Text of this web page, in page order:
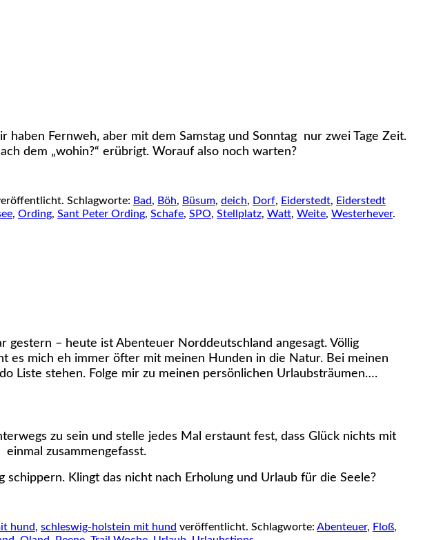
Fernweh, aber mit dem Samstag und Sonntag nur zwei Tage Zeit.
dem „wohin?“ erübrigt. Worauf also noch warten?
Schlagworte: Bad, Böh, Büsum, deich, Dorf, Eiderstedt, Eiderstedt
, Ording, Sant Peter Ording, Schafe, SPO, Stellplatz, Watt, Weite, Westerhever.
– heute ist Abenteuer Norddeutschland angesagt. Völlig
es mich eh immer öfter mit meinen Hunden in die Natur. Bei meinen
Liste stehen. Folge mir zu meinen persönlichen Urlaubsträumen….
zu sein und stelle jedes Mal erstaunt fest, dass Glück nichts mit
einmal zusammengefasst.
Klingt das nicht nach Erholung und Urlaub für die Seele?
hund, schleswig-holstein mit hund veröffentlicht. Schlagworte: Abenteuer, Floß,